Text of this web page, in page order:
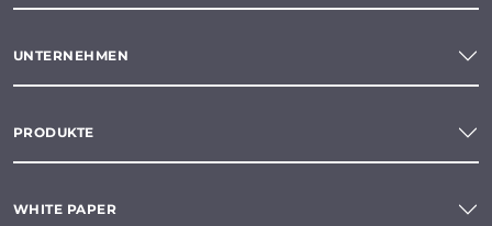
UNTERNEHMEN
PRODUKTE
WHITE PAPER